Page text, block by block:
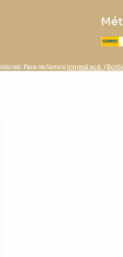
Para reclamosingresá acá. /